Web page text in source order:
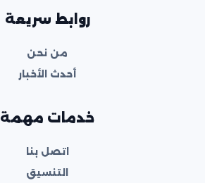
روابط سريعة
من نحن
أحدث الأخبار
خدمات مهمة
اتصل بنا
التنسيق